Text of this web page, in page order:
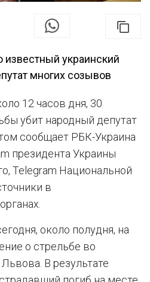
украинский
многих созывов
12 часов дня, 30
убит народный депутат
сообщает РБК-Украина
президента Украины
Telegram Национальной
в
около полудня, на
о стрельбе во
В результате